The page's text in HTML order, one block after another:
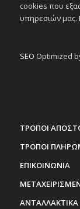
cookies που
υπηρεσιών μας.
SEO Optimized
ΤΡΟΠΟΙ
ΤΡΟΠΟΙ
ΕΠΙΚΟΙΝΩΝΙΑ
ΑΝΤΑΛΛΑΚΤΙΚΑ